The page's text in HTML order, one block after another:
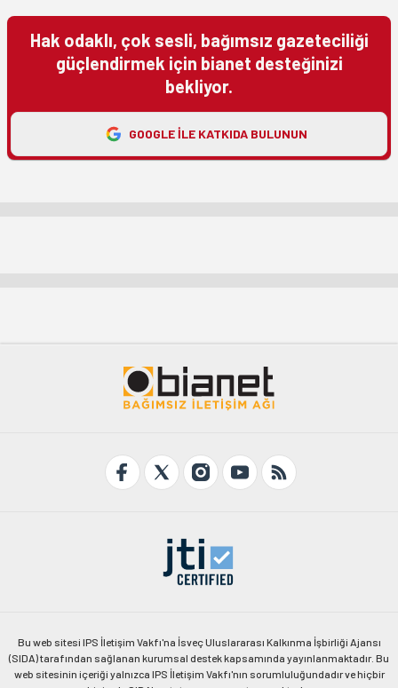
Hak odaklı, çok sesli, bağımsız gazeteciliği
güçlendirmek için bianet desteğinizi
bekliyor.
GOOGLE ILE KATKIDA BULUNUN
Bu web sitesi IPS İletişim Vakfı'na İsveç Uluslararası Kalkınma İşbirliği Ajansı
(SIDA) tarafından sağlanan kurumsal destek kapsamında yayınlanmaktadır. Bu
web sitesinin içeriği yalnızca IPS İletişim Vakfı'nın sorumluluğundadır ve hiçbir